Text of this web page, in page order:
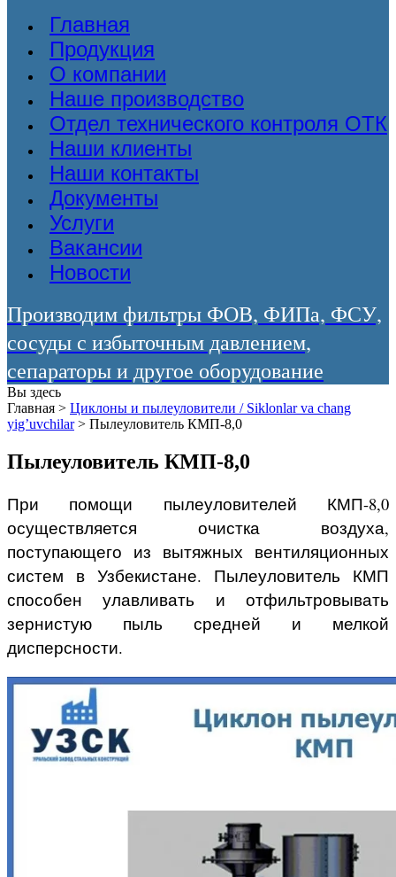
Главная
Продукция
О компании
Наше производство
Отдел технического контроля ОТК
Наши клиенты
Наши контакты
Документы
Услуги
Вакансии
Новости
Производим фильтры ФОВ, ФИПа, ФСУ,
сосуды с избыточным давлением,
сепараторы и другое оборудование
Вы здесь
Главная > Циклоны и пылеуловители / Siklonlar va chang
yig’uvchilar > Пылеуловитель КМП-8,0
Пылеуловитель КМП-8,0
При помощи пылеуловителей КМП-8,0
осуществляется очистка воздуха,
поступающего из вытяжных вентиляционных
систем в Узбекистане. Пылеуловитель КМП
способен улавливать и отфильтровывать
зернистую пыль средней и мелкой
дисперсности.